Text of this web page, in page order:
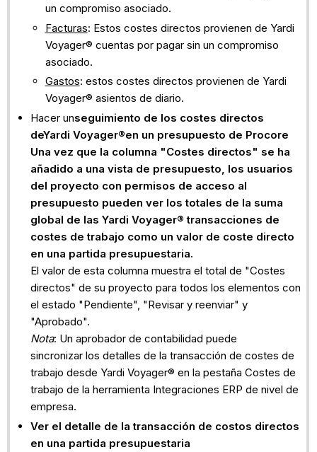
un compromiso asociado.
Facturas: Estos costes directos provienen de Yardi
Voyager® cuentas por pagar sin un compromiso
asociado.
Gastos: estos costes directos provienen de Yardi
Voyager® asientos de diario.
Hacer unseguimiento de los costes directos
deYardi Voyager®en un presupuesto de Procore
Una vez que la columna "Costes directos" se ha
añadido a una vista de presupuesto, los usuarios
del proyecto con permisos de acceso al
presupuesto pueden ver los totales de la suma
global de las Yardi Voyager® transacciones de
costes de trabajo como un valor de coste directo
en una partida presupuestaria.
El valor de esta columna muestra el total de "Costes
directos" de su proyecto para todos los elementos con
el estado "Pendiente", "Revisar y reenviar" y
"Aprobado".
Nota: Un aprobador de contabilidad puede
sincronizar los detalles de la transacción de costes de
trabajo desde Yardi Voyager® en la pestaña Costes de
trabajo de la herramienta Integraciones ERP de nivel de
empresa.
Ver el detalle de la transacción de costos directos
en una partida presupuestaria